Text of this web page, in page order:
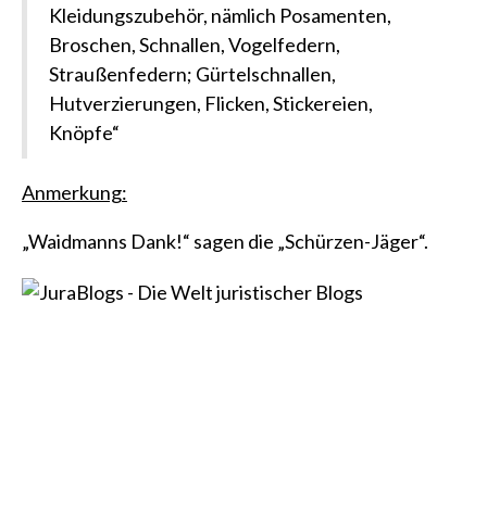
Kleidungszubehör, nämlich Posamenten,
Broschen, Schnallen, Vogelfedern,
Straußenfedern; Gürtelschnallen,
Hutverzierungen, Flicken, Stickereien,
Knöpfe“
Anmerkung:
„Waidmanns Dank!“ sagen die „Schürzen-Jäger“.